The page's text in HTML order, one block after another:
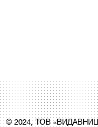
© 2024, ТОВ